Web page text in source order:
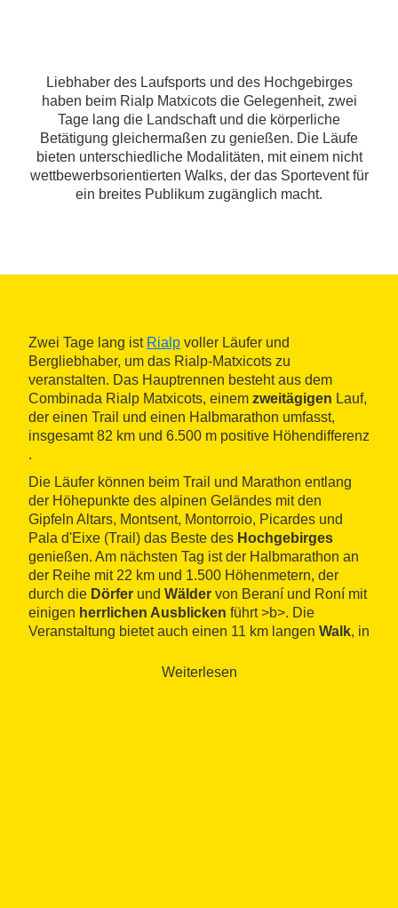
Liebhaber des Laufsports und des Hochgebirges
haben beim Rialp Matxicots die Gelegenheit, zwei
Tage lang die Landschaft und die körperliche
Betätigung gleichermaßen zu genießen. Die Läufe
bieten unterschiedliche Modalitäten, mit einem nicht
wettbewerbsorientierten Walks, der das Sportevent für
ein breites Publikum zugänglich macht.
Zwei Tage lang ist Rialp voller Läufer und
Bergliebhaber, um das Rialp-Matxicots zu
veranstalten. Das Hauptrennen besteht aus dem
Combinada Rialp Matxicots, einem zweitägigen Lauf,
der einen Trail und einen Halbmarathon umfasst,
insgesamt 82 km und 6.500 m positive Höhendifferenz
.
Die Läufer können beim Trail und Marathon entlang
der Höhepunkte des alpinen Geländes mit den
Gipfeln Altars, Montsent, Montorroio, Picardes und
Pala d'Eixe (Trail) das Beste des Hochgebirges
genießen. Am nächsten Tag ist der Halbmarathon an
der Reihe mit 22 km und 1.500 Höhenmetern, der
durch die Dörfer und Wälder von Beraní und Roní mit
einigen herrlichen Ausblicken führt >b>. Die
Veranstaltung bietet auch einen 11 km langen Walk, in
mit 700 m positiver Höhendifferenz.
Weiterlesen